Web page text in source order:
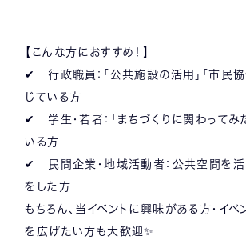
【こんな方におすすめ！】
✔ 行政職員：「公共施設の活用」「市民
じている方
✔ 学生・若者：「まちづくりに関わってみ
いる方
✔ 民間企業・地域活動者：公共空間を活
をした方
もちろん、当イベントに興味がある方・イベ
を広げたい方も大歓迎✨